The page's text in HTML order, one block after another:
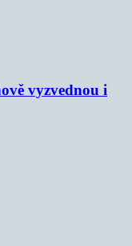
vyzvednou i